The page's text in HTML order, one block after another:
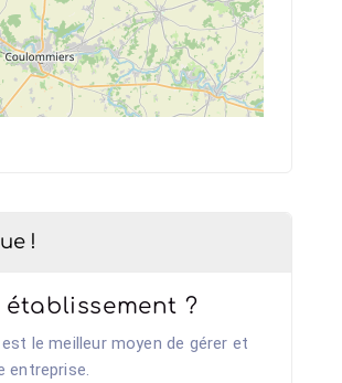
!
établissement ?
le meilleur moyen de gérer et
entreprise.